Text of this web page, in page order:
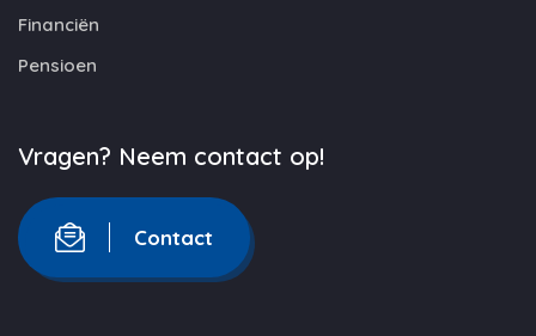
Financiën
Pensioen
Vragen? Neem contact op!
Contact